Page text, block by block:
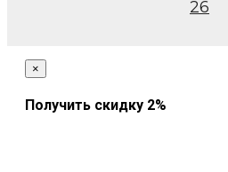
26
×
Получить скидку 2%